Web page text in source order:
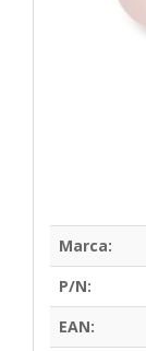
Marca:
P/N:
EAN: